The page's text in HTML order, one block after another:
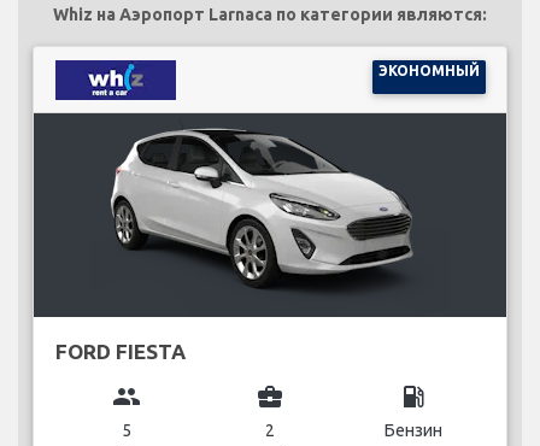
Whiz на Аэропорт Larnaca по категории являются:
ЭКОНОМНЫЙ
FORD FIESTA
group
5
business_center
2
local_gas_station
Бензин